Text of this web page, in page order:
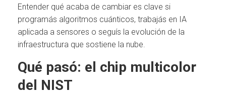
Entender qué acaba de cambiar es clave si
programás algoritmos cuánticos, trabajás en IA
aplicada a sensores o seguís la evolución de la
infraestructura que sostiene la nube.
Qué pasó: el chip multicolor
del NIST